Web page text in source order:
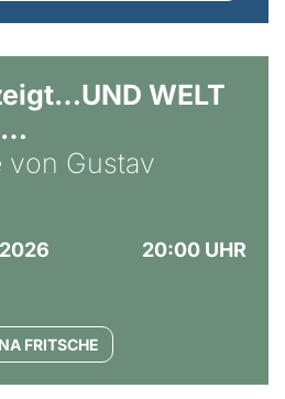
WELT
von Gustav
20:00 UHR
FRITSCHE